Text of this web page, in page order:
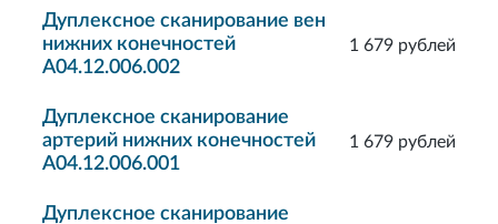
Дуплексное сканирование вен
нижних конечностей
A04.12.006.002
1 679 рублей
Дуплексное сканирование
артерий нижних конечностей
A04.12.006.001
1 679 рублей
Дуплексное сканирование